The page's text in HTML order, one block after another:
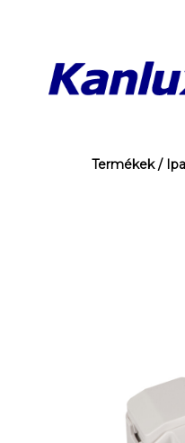
Termékek/